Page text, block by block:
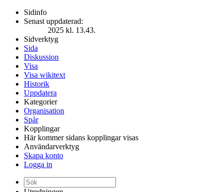
Sidinfo
Senast uppdaterad:
2025 kl. 13.43.
Sidverktyg
Sida
Diskussion
Visa
Visa wikitext
Historik
Uppdatera
Kategorier
Organisation
Spår
Kopplingar
Här kommer sidans kopplingar visas
Användarverktyg
Skapa konto
Logga in